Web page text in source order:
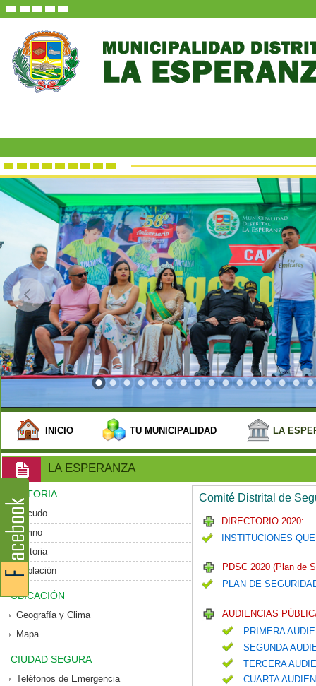
INICIO TU MUNICIPALIDAD LA
LA ESPERANZA
HISTORIA
Escudo
Himno
Historia
Población
UBICACIÓN
Geografía y Clima
Mapa
CIUDAD SEGURA
Teléfonos de Emergencia
Comité Distrital de
DIRECTORIO 2020:
INSTITUCIONES
PDSC 2020 (Plan de
PLAN DE
AUDIENCIAS
PRIMERA
SEGUNDA
TERCERA
CUARTA